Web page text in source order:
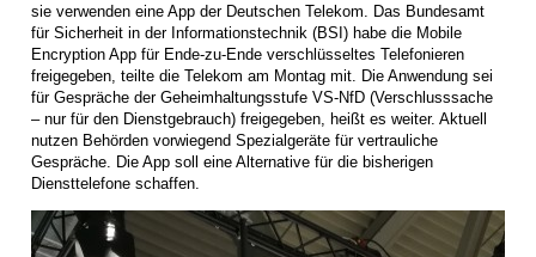
sie verwenden eine App der Deutschen Telekom. Das Bundesamt
für Sicherheit in der Informationstechnik (BSI) habe die Mobile
Encryption App für Ende-zu-Ende verschlüsseltes Telefonieren
freigegeben, teilte die Telekom am Montag mit. Die Anwendung sei
für Gespräche der Geheimhaltungsstufe VS-NfD (Verschlusssache
– nur für den Dienstgebrauch) freigegeben, heißt es weiter. Aktuell
nutzen Behörden vorwiegend Spezialgeräte für vertrauliche
Gespräche. Die App soll eine Alternative für die bisherigen
Diensttelefone schaffen.